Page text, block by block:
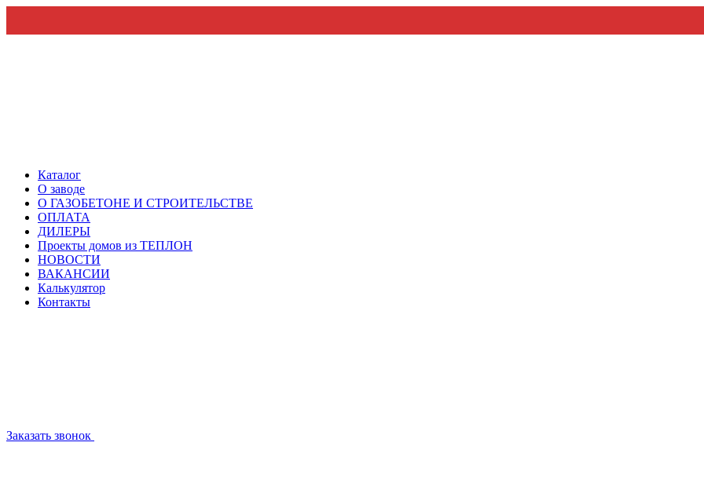
Каталог
О заводе
О ГАЗОБЕТОНЕ И СТРОИТЕЛЬСТВЕ
ОПЛАТА
ДИЛЕРЫ
Проекты домов из ТЕПЛОН
НОВОСТИ
ВАКАНСИИ
Калькулятор
Контакты
Заказать звонок